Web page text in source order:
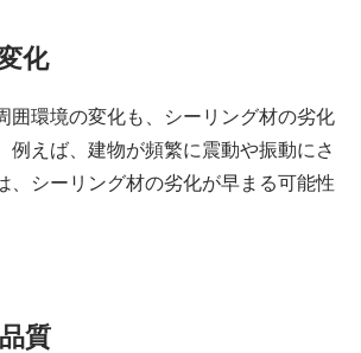
化
囲環境の変化も、シーリング材の劣化
例えば、建物が頻繁に震動や振動にさ
、シーリング材の劣化が早まる可能性
質